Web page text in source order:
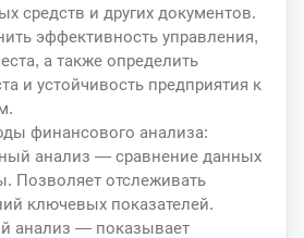
средств и других документов.
эффективность управления,
а также определить
и устойчивость предприятия к
финансового анализа:
анализ — сравнение данных
Позволяет отслеживать
ключевых показателей.
анализ — показывает